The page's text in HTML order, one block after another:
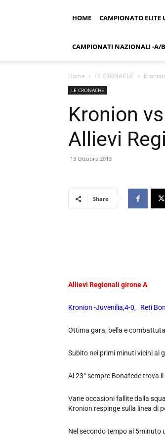
HOME CAMPIONATO ELITE
CAMPIONATI NAZIONALI -
Home LE CRONACHE
LE CRONACHE
Kronion
Allievi
13 Ottobre 2013
Share
Allievi Regionali girone A
Kronion -Juvenilia,4-0, Reti
Ottima gara, bella e
Subito nei primi minuti vicini al
Al 23° sempre Bonafede trova
Varie occasioni fallite dalla
Kronion respinge sulla linea di
Nel secondo tempo al 5minuto